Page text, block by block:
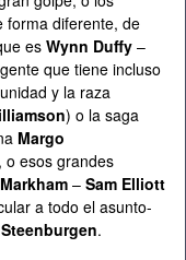
forma diferente, de
es Wynn Duffy –
que tiene incluso
y la raza
) o la saga
Margo
o esos grandes
– Sam Elliott
a todo el asunto-
.